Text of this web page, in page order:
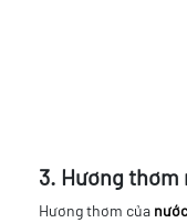
3. Hương thơm
Hương thơm của